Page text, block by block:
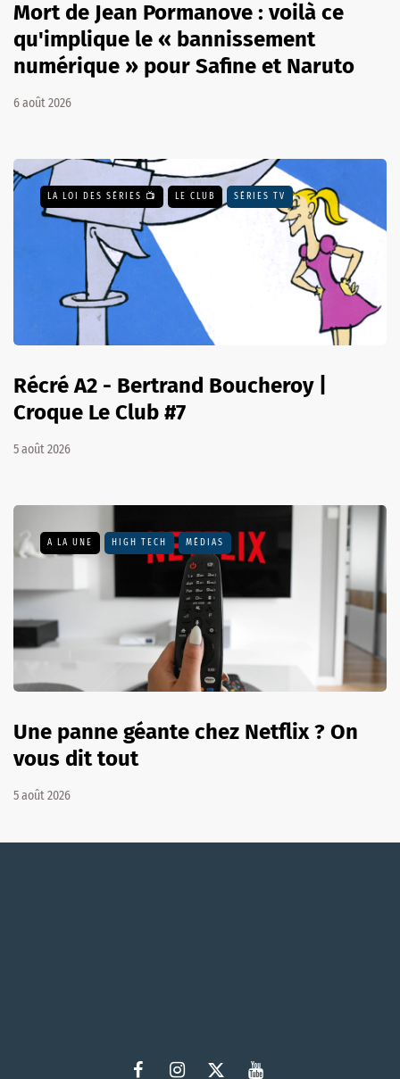
Mort de Jean Pormanove : voilà ce
qu'implique le « bannissement
numérique » pour Safine et Naruto
6 août 2026
LA LOI DES SÉRIES 📺 LE CLUB SÉRIES TV
Récré A2 - Bertrand Boucheroy |
Croque Le Club #7
5 août 2026
A LA UNE HIGH TECH MÉDIAS
Une panne géante chez Netflix ? On
vous dit tout
5 août 2026